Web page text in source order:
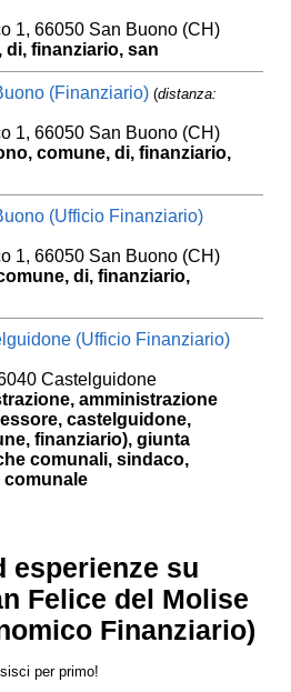
1, 66050 San Buono (CH)
di, finanziario, san
(Finanziario) (distanza:
1, 66050 San Buono (CH)
comune, di, finanziario,
(Ufficio Finanziario)
1, 66050 San Buono (CH)
di, finanziario,
(Ufficio Finanziario)
Castelguidone
amministrazione
castelguidone,
finanziario), giunta
comunali, sindaco,
esperienze su
Felice del Molise
Finanziario)
per primo!